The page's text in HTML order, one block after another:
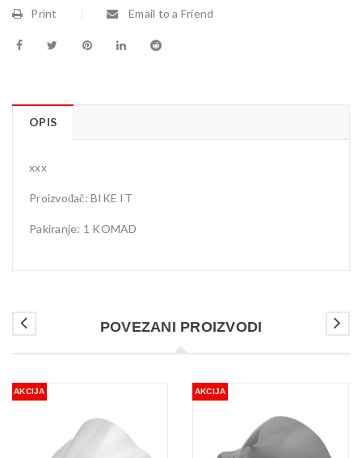
Print Email to a Friend
OPIS
xxx
Proizvođač: BIKE IT
Pakiranje: 1 KOMAD
POVEZANI PROIZVODI
AKCIJA AKCIJA